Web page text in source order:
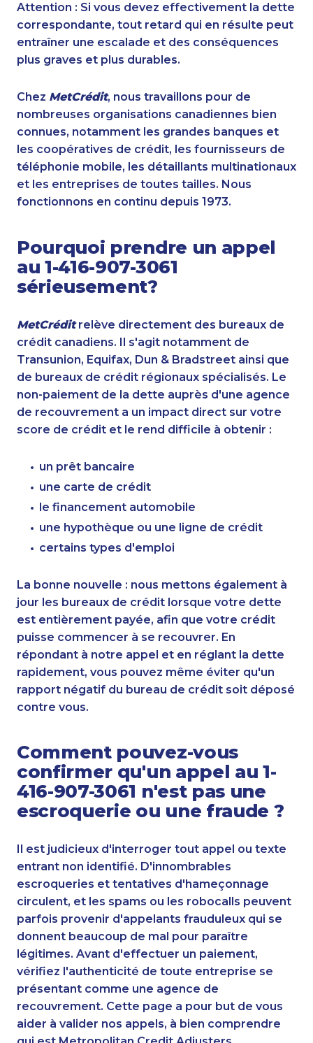
Attention : Si vous devez effectivement la dette
correspondante, tout retard qui en résulte peut
entraîner une escalade et des conséquences
plus graves et plus durables.
Chez MetCrédit, nous travaillons pour de
nombreuses organisations canadiennes bien
connues, notamment les grandes banques et
les coopératives de crédit, les fournisseurs de
téléphonie mobile, les détaillants multinationaux
et les entreprises de toutes tailles. Nous
fonctionnons en continu depuis 1973.
Pourquoi prendre un appel
au 1-416-907-3061
sérieusement?
MetCréditrelève directement des bureaux de
crédit canadiens. Il s'agit notamment de
Transunion, Equifax, Dun & Bradstreet ainsi que
de bureaux de crédit régionaux spécialisés. Le
non-paiement de la dette auprès d'une agence
de recouvrement a un impact direct sur votre
score de crédit et le rend difficile à obtenir :
un prêt bancaire
une carte de crédit
le financement automobile
une hypothèque ou une ligne de crédit
certains types d'emploi
La bonne nouvelle : nous mettons également à
jour les bureaux de crédit lorsque votre dette
est entièrement payée, afin que votre crédit
puisse commencer à se recouvrer. En
répondant à notre appel et en réglant la dette
rapidement, vous pouvez même éviter qu'un
rapport négatif du bureau de crédit soit déposé
contre vous.
Comment pouvez-vous
confirmer qu'un appel au 1-
416-907-3061 n'est pas une
escroquerie ou une fraude ?
Il est judicieux d'interroger tout appel ou texte
entrant non identifié. D'innombrables
escroqueries et tentatives d'hameçonnage
circulent, et les spams ou les robocalls peuvent
parfois provenir d'appelants frauduleux qui se
donnent beaucoup de mal pour paraître
légitimes. Avant d'effectuer un paiement,
vérifiez l'authenticité de toute entreprise se
présentant comme une agence de
recouvrement. Cette page a pour but de vous
aider à valider nos appels, à bien comprendre